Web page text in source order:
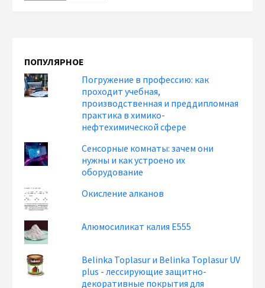
ПОПУЛЯРНОЕ
Погружение в профессию: как
проходит учебная,
производственная и преддипломная
практика в химико-
нефтехимической сфере
Сенсорные комнаты: зачем они
нужны и как устроено их
оборудование
Окисление алканов
Алюмосиликат калия Е555
Belinka Toplasur и Belinka Toplasur UV
plus - лессирующие защитно-
декоративные покрытия для